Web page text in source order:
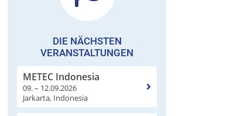
DIE NÄCHSTEN
VERANSTALTUNGEN
METEC Indonesia
09. – 12.09.2026
Jarkarta, Indonesia